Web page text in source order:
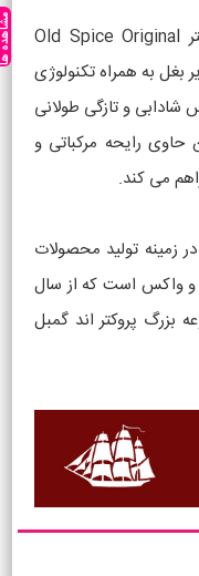
اسپری دئودورانت اولد اسپایس نایت پنتر Old Spice Original
زیر بغل به همراه تکنولوژی
و تازگی طولانی
رایحه مرکباتی و
می کند.
زمینه تولید محصولات
و واکس است که از سال
بزرگ پروکتر اند گمبل